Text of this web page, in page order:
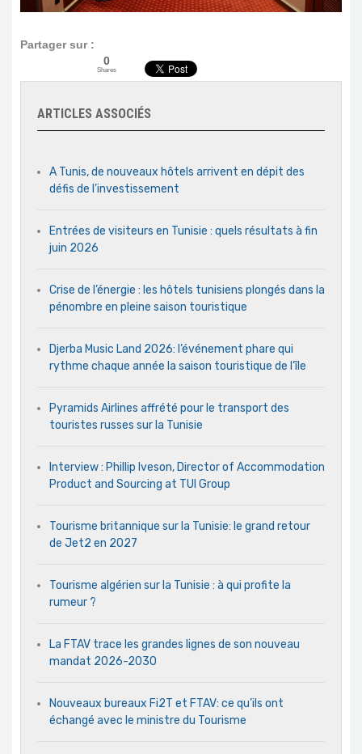
Partager sur :
0
Shares
ARTICLES ASSOCIÉS
A Tunis, de nouveaux hôtels arrivent en dépit des
défis de l’investissement
Entrées de visiteurs en Tunisie : quels résultats à fin
juin 2026
Crise de l’énergie : les hôtels tunisiens plongés dans la
pénombre en pleine saison touristique
Djerba Music Land 2026: l’événement phare qui
rythme chaque année la saison touristique de l’île
Pyramids Airlines affrété pour le transport des
touristes russes sur la Tunisie
Interview : Phillip Iveson, Director of Accommodation
Product and Sourcing at TUI Group
Tourisme britannique sur la Tunisie: le grand retour
de Jet2 en 2027
Tourisme algérien sur la Tunisie : à qui profite la
rumeur ?
La FTAV trace les grandes lignes de son nouveau
mandat 2026-2030
Nouveaux bureaux Fi2T et FTAV: ce qu’ils ont
échangé avec le ministre du Tourisme